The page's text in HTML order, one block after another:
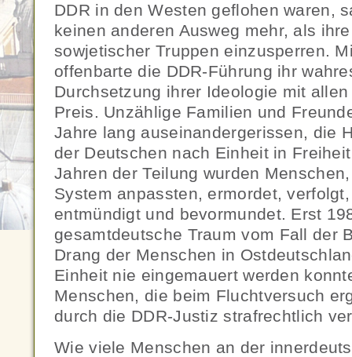
DDR in den Westen geflohen waren,
keinen anderen Ausweg mehr, als
sowjetischer Truppen einzusperren.
offenbarte die DDR-Führung ihr
Durchsetzung ihrer Ideologie mit
Preis. Unzählige Familien und
Jahre lang auseinandergerissen, die
der Deutschen nach Einheit in
Jahren der Teilung wurden
System anpassten, ermordet,
entmündigt und bevormundet. Erst
gesamtdeutsche Traum vom Fall der
Drang der Menschen in
Einheit nie eingemauert werden
Menschen, die beim Fluchtversuch
durch die DDR-Justiz strafrechtlich
Wie viele Menschen an der